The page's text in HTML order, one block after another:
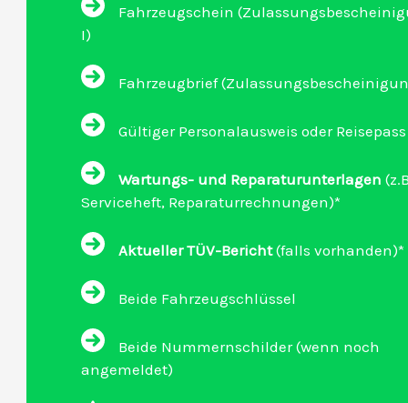
Fahrzeugschein
I)
Fahrzeugbrief
Gültiger Personalausweis oder Reisepass
Wartungs- und Reparaturunterlagen
Serviceheft, Reparaturrechnungen)*
Aktueller TÜV-Bericht(falls vorhanden)*
Beide Fahrzeugschlüssel
Beide Nummernschilder (wenn noch
angemeldet)